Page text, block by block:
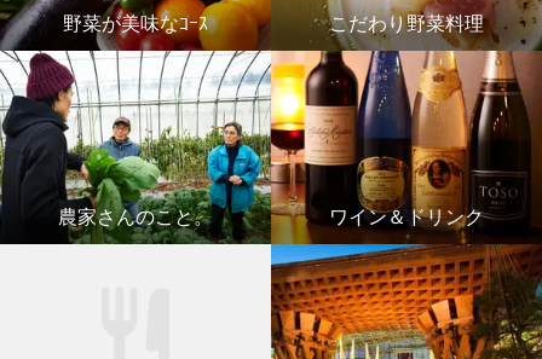
野菜が美味なｺｰｽ こだわり野菜料理
農家さんのこと。 ワイン＆ドリンク